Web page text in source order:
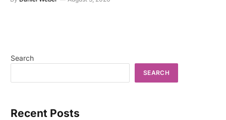
Search
SEARCH
Recent Posts